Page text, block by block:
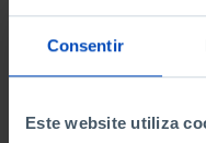
Consentir
Este website utiliza
DATA DE FIM